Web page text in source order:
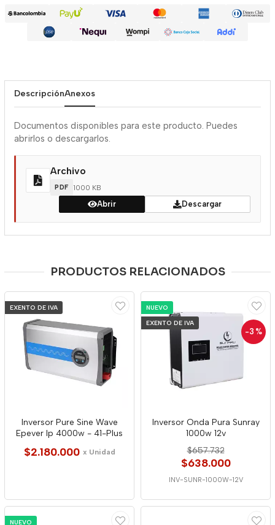
DescripciónAnexos
Documentos disponibles para este producto. Puedes
abrirlos o descargarlos.
Archivo
PDF 1000 KB
Abrir Descargar
PRODUCTOS RELACIONADOS
EXENTO DE IVA
Inversor Pure Sine Wave
Epever Ip 4000w - 41-Plus
$2.180.000 x Unidad
NUEVO
EXENTO DE IVA
-3 %
Inversor Onda Pura Sunray
1000w 12v
$657.732
$638.000
INV-SUNR-1000W-12V
NUEVO